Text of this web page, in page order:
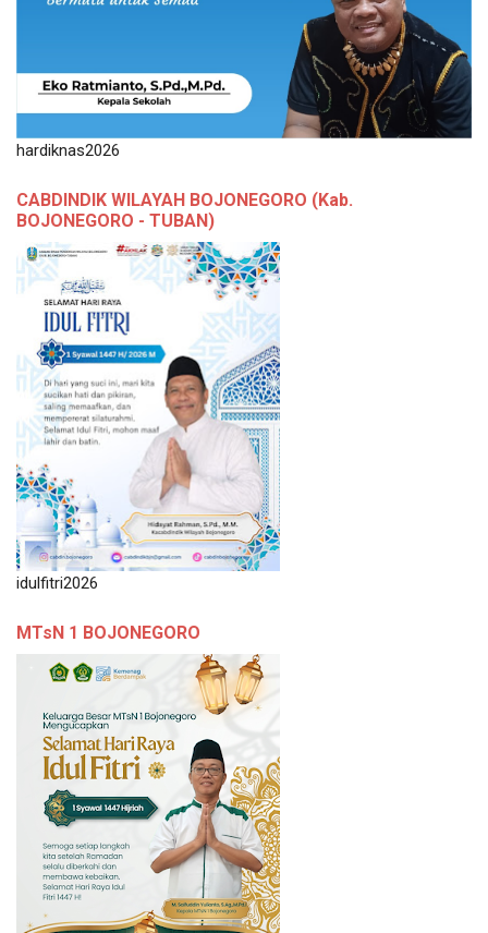
hardiknas2026
CABDINDIK WILAYAH BOJONEGORO (Kab.
BOJONEGORO - TUBAN)
idulfitri2026
MTsN 1 BOJONEGORO